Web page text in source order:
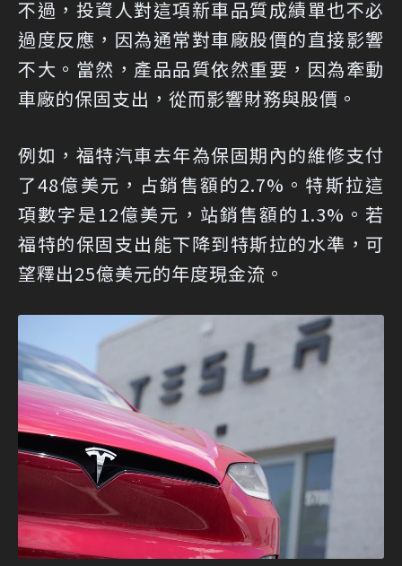
不過，投資人對這項新車品質成績單也不必
過度反應，因為通常對車廠股價的直接影響
不大。當然，產品品質依然重要，因為牽動
車廠的保固支出，從而影響財務與股價。
例如，福特汽車去年為保固期內的維修支付
了48億美元，占銷售額的2.7%。特斯拉這
項數字是12億美元，站銷售額的1.3%。若
福特的保固支出能下降到特斯拉的水準，可
望釋出25億美元的年度現金流。